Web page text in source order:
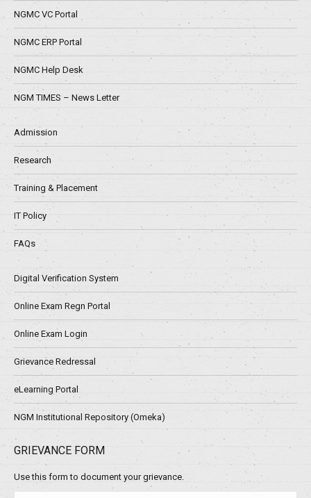
NGMC VC Portal
NGMC ERP Portal
NGMC Help Desk
NGM TIMES – News Letter
Admission
Research
Training & Placement
IT Policy
FAQs
Digital Verification System
Online Exam Regn Portal
Online Exam Login
Grievance Redressal
eLearning Portal
NGM Institutional Repository (Omeka)
GRIEVANCE FORM
Use this form to document your grievance.